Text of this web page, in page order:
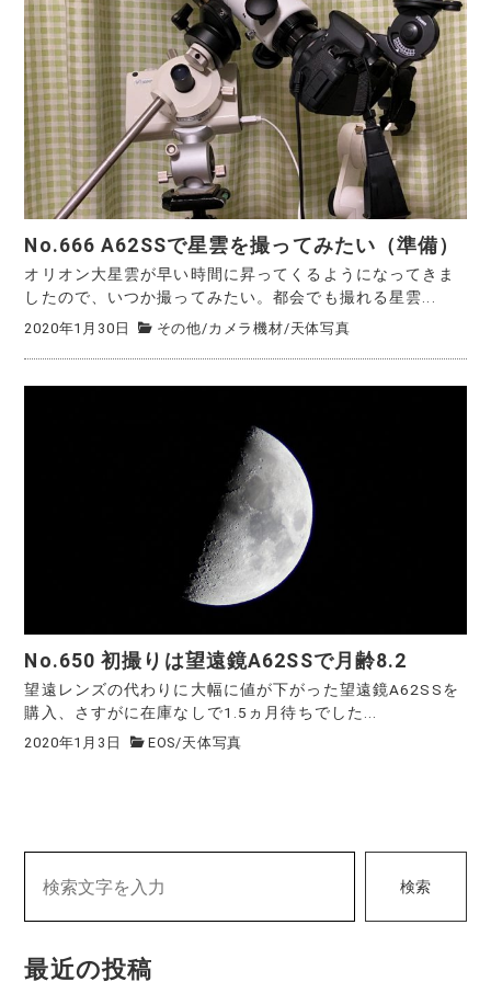
No.666 A62SSで星雲を撮ってみたい（準備）
オリオン大星雲が早い時間に昇ってくるようになってきま
したので、いつか撮ってみたい。都会でも撮れる星雲...
2020年1月30日 その他/カメラ機材/天体写真
No.650 初撮りは望遠鏡A62SSで月齢8.2
望遠レンズの代わりに大幅に値が下がった望遠鏡A62SSを
購入、さすがに在庫なしで1.5ヵ月待ちでした...
2020年1月3日 EOS/天体写真
検索
最近の投稿